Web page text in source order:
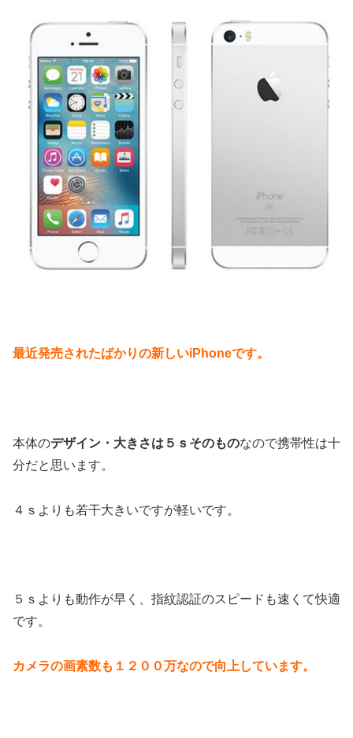
最近発売されたばかりの新しいiPhoneです。
本体のデザイン・大きさは５ｓそのものなので携帯性は十
分だと思います。
４ｓよりも若干大きいですが軽いです。
５ｓよりも動作が早く、指紋認証のスピードも速くて快適
です。
カメラの画素数も１２００万なので向上しています。